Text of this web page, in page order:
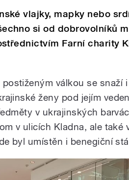
vlajky, mapky nebo
si od dobrovolníků
Farní charity
válkou se snaží
ženy pod jejím
v ukrajinských
v ulicích Kladna, ale také
byl umístěn i benegiční